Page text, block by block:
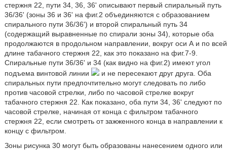
стержня 22, пути 34, 36, 36' описывают первый спиральный путь
36/36' (зоны 36 и 36' на фиг.2 объединяются c образованием
спирального пути 36/36') и второй спиральный путь 34
(содержащий выравненные по спирали зоны 34), которые оба
продолжаются в продольном направлении, вокруг оси А и по всей
длине табачного стержня 22, как это показано на фиг.7-9.
Спиральные пути 36/36' и 34 (как видно на фиг.2) имеют угол
подъема винтовой линии
и не пересекают друг друга. Оба
спиральных пути предпочтительно могут следовать по либо
против часовой стрелки, либо по часовой стрелке вокруг
табачного стержня 22. Как показано, оба пути 34, 36' следуют по
часовой стрелке, начиная от конца с фильтром табачного
стержня 22, если смотреть от зажженного конца в направлении к
концу с фильтром.
Зоны рисунка 30 могут быть образованы нанесением одного или